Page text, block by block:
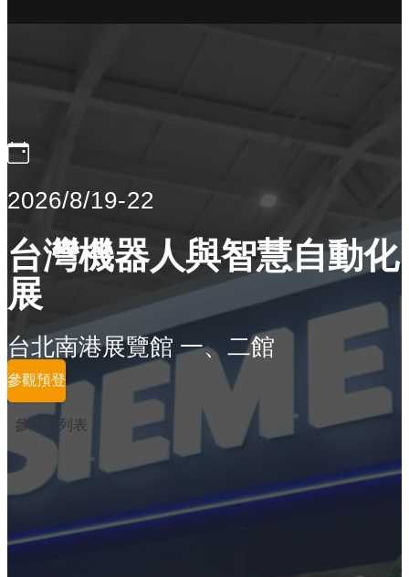
2026/8/19-22
台灣機器人與智慧自動化
展
台北南港展覽館 一、二館
參觀預登
參展商列表